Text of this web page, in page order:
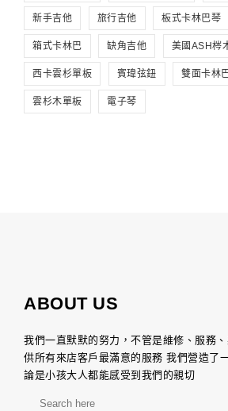
新手吉他 旅行吉他 板式卡林巴琴
箱式卡林巴 缺角吉他 美國ASH梣
西卡雲杉單板 賓瑋弦鈕 雙面卡林
雲杉木單板 電子琴
ABOUT US
我們一直默默的努力，不管是維修、服務
供所有來店客戶最滿意的服務 我們營造了
論是小孩大人都能感受到我們的親切